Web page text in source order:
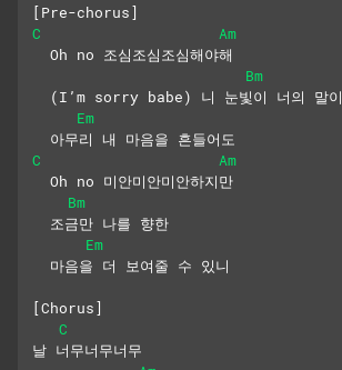
[Pre-chorus]
C
Am
  Oh no 조심조심조심해야해
Bm
  (I’m sorry babe) 니 눈빛이 너의 말이
Em
  아무리 내 마음을 흔들어도
C
Am
  Oh no 미안미안미안하지만
Bm
  조금만 나를 향한
Em
  마음을 더 보여줄 수 있니
[Chorus]
C
날 너무너무너무